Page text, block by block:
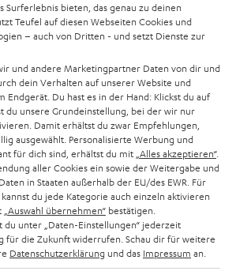
Mehr...
ein verdammt guter Sound.“
www.mobiflip.de
24.10.2023
Mehr...
Surferlebnis bieten, das genau zu deinen
Teufel auf diesen Webseiten Cookies und
– auch von Dritten - und setzt Dienste zur
und andere Marketingpartner Daten von dir und
dein Verhalten auf unserer Website und
Endgerät. Du hast es in der Hand: Klickst du auf
du unsere Grundeinstellung, bei der wir nur
Damit erhältst du zwar Empfehlungen,
ausgewählt. Personalisierte Werbung und
für dich sind, erhältst du mit „Alles akzeptieren“.
aller Cookies ein sowie der Weitergabe und
in Staaten außerhalb der EU/des EWR. Für
du jede Kategorie auch einzeln aktivieren
„Auswahl übernehmen“ bestätigen.
du unter „Daten-Einstellungen“ jederzeit
für die Zukunft widerrufen. Schau dir für weitere
Datenschutzerklärung und das Impressum an.